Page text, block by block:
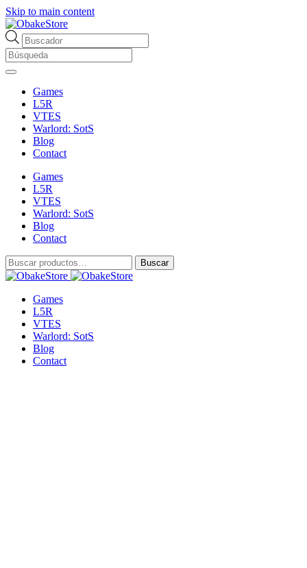
Skip to main content
Búsqueda
de
productos
Games
L5R
VTES
Warlord: SotS
Blog
Contact
Games
L5R
VTES
Warlord: SotS
Blog
Contact
Buscar
por:
Buscar
Games
L5R
VTES
Warlord: SotS
Blog
Contact